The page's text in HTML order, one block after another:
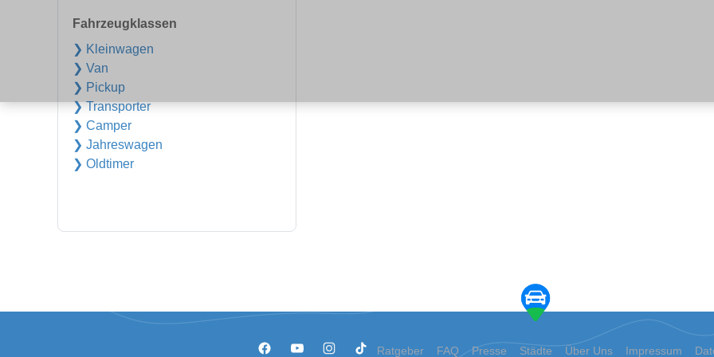
Fahrzeugklassen
❯ Kleinwagen
❯ Van
❯ Pickup
❯ Transporter
❯ Camper
❯ Jahreswagen
❯ Oldtimer
Ratgeber FAQ Presse Städte Über Uns Impressum